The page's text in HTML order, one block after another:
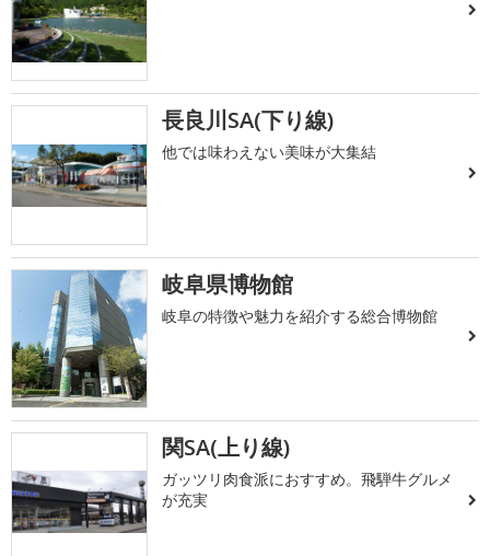
長良川SA(下り線)
他では味わえない美味が大集結
岐阜県博物館
岐阜の特徴や魅力を紹介する総合博物館
関SA(上り線)
ガッツリ肉食派におすすめ。飛騨牛グルメ
が充実